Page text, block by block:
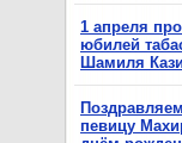
1 апреля
юбилей
Шамиля
певицу